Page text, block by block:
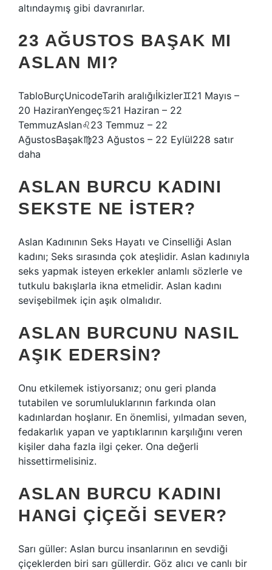
altındaymış gibi davranırlar.
23 AĞUSTOS BAŞAK MI
ASLAN MI?
TabloBurçUnicodeTarih aralığıİkizler♊︎21 Mayıs –
20 HaziranYengeç♋︎21 Haziran – 22
TemmuzAslan♌︎23 Temmuz – 22
AğustosBaşak♍︎23 Ağustos – 22 Eylül228 satır
daha
ASLAN BURCU KADINI
SEKSTE NE ISTER?
Aslan Kadınının Seks Hayatı ve Cinselliği Aslan
kadını; Seks sırasında çok ateşlidir. Aslan kadınıyla
seks yapmak isteyen erkekler anlamlı sözlerle ve
tutkulu bakışlarla ikna etmelidir. Aslan kadını
sevişebilmek için aşık olmalıdır.
ASLAN BURCUNU NASIL
AŞIK EDERSIN?
Onu etkilemek istiyorsanız; onu geri planda
tutabilen ve sorumluluklarının farkında olan
kadınlardan hoşlanır. En önemlisi, yılmadan seven,
fedakarlık yapan ve yaptıklarının karşılığını veren
kişiler daha fazla ilgi çeker. Ona değerli
hissettirmelisiniz.
ASLAN BURCU KADINI
HANGI ÇIÇEĞI SEVER?
Sarı güller: Aslan burcu insanlarının en sevdiği
çiçeklerden biri sarı güllerdir. Göz alıcı ve canlı bir